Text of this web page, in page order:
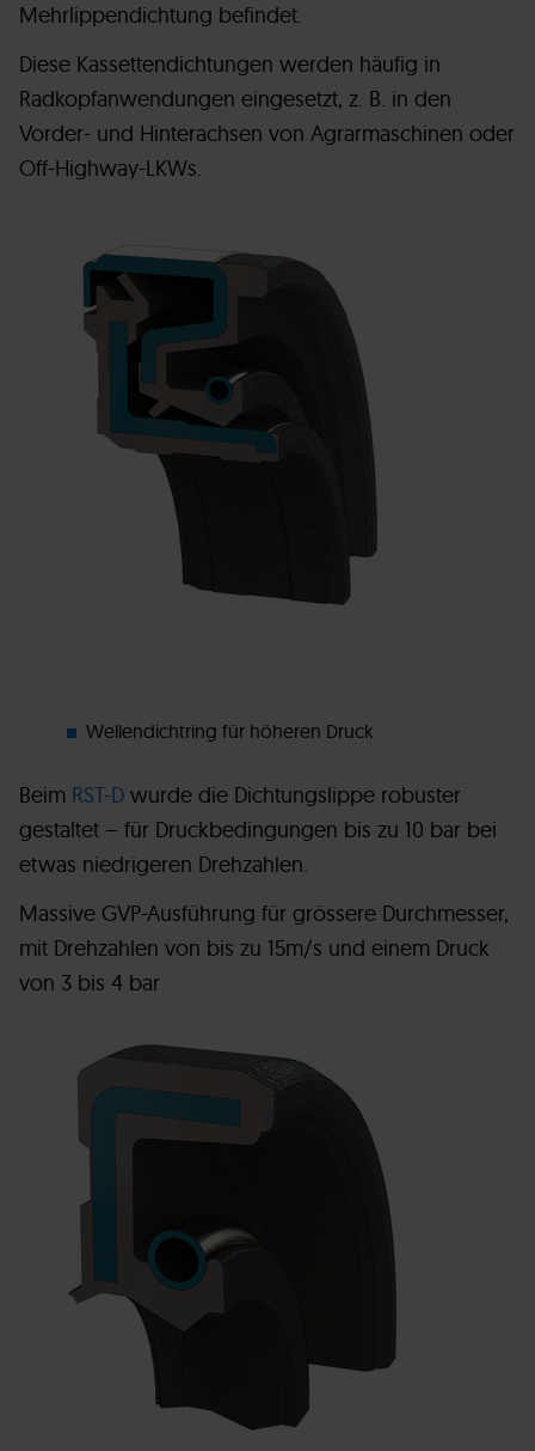
Mehrlippendichtung befindet.
Diese Kassettendichtungen werden häufig in
Radkopfanwendungen eingesetzt, z. B. in den
Vorder- und Hinterachsen von Agrarmaschinen oder
Off-Highway-LKWs.
Wellendichtring für höheren Druck
Beim RST-D wurde die Dichtungslippe robuster
gestaltet – für Druckbedingungen bis zu 10 bar bei
etwas niedrigeren Drehzahlen.
Massive GVP-Ausführung für grössere Durchmesser,
mit Drehzahlen von bis zu 15m/s und einem Druck
von 3 bis 4 bar